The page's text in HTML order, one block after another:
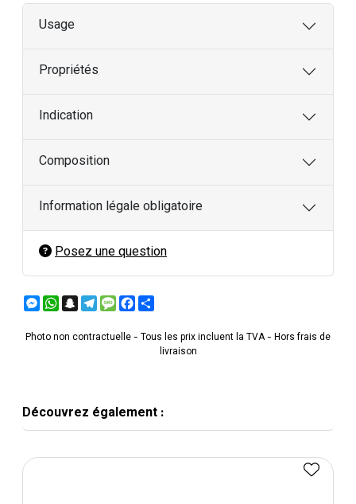
Usage
Propriétés
Indication
Composition
Information légale obligatoire
Posez une question
Messenger
WhatsApp
Snapchat
Telegram
MessageFacebook
Photo non contractuelle - Tous les prix incluent la TVA - Hors frais de
livraison
Découvrez également :